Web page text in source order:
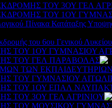
ΤΟΥ 3ΟΥ ΓΕΛ
ΤΟΥ 1ΟΥ
Πίνακα Κατάταξης
του 6ου Γενικού
ΤΟΥ 1ΟΥ ΓΥΜΝΑΣΙΟΥ
ΤΟΥ ΓΕΛ ΠΑΡΑΒΟΛΑΣ
ΤΩΝ
ΤΟΥ ΓΥΜΝΑΣΙΟΥ
ΤΟΥ 1ΟΥ ΕΠΑΛ
ΤΟΥ 3ΟΥ ΓΕΛ ΑΓΡΙΝΙΟΥ
ΤΟΥ ΜΟΥΣΙΚΟΥ